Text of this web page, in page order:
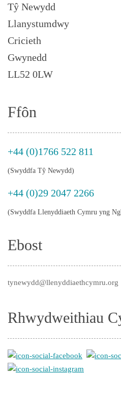
Tŷ Newydd
Llanystumdwy
Cricieth
Gwynedd
LL52 0LW
Ffôn
+44 (0)1766 522 811
(Swyddfa Tŷ Newydd)
+44 (0)29 2047 2266
(Swyddfa Llenyddiaeth Cymru yng
Ebost
tynewydd@llenyddiaethcymru.org
Rhwydweithiau